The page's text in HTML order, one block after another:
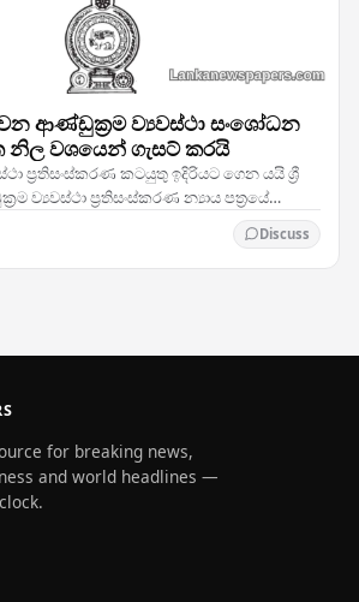
ආණ්ඩුක්‍රම ව්‍යවස්ථා සංශෝධන
වශයෙන් ගැසට් කරයි
ප්‍රතිසංස්කරණ කටයුතු ඉදිරියට ගෙන යයි ශ්‍රී
ව්‍යවස්ථා ප්‍රතිසංස්කරණ න්‍යාය පත්‍රයේ
Discuss
for breaking news,
and world headlines —